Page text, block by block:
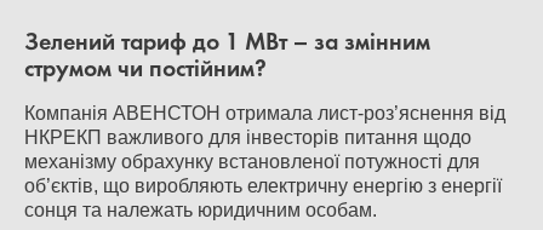
Зелений тариф до 1 МВт – за змінним
струмом чи постійним?
Компанія АВЕНСТОН отримала лист-роз’яснення від
НКРЕКП важливого для інвесторів питання щодо
механізму обрахунку встановленої потужності для
об’єктів, що виробляють електричну енергію з енергії
сонця та належать юридичним особам.